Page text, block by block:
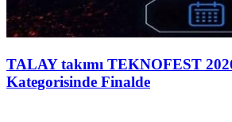
TALAY takımı TEKNOFEST
Kategorisinde Finalde